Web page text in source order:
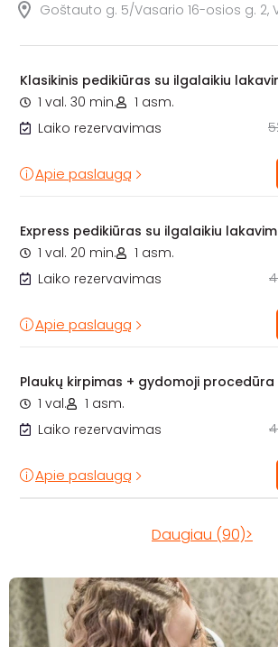
Goštauto g. 5/Vasario 16-osios g. 2,
Klasikinis pedikiūras su ilgalaikiu
1 val. 30 min.
1 asm.
Laiko rezervavimas
Apie paslaugą
Express pedikiūras su ilgalaikiu
1 val. 20 min.
1 asm.
Laiko rezervavimas
Apie paslaugą
Plaukų kirpimas + gydomoji procedūra
1 val.
1 asm.
Laiko rezervavimas
Apie paslaugą
Daugiau (90)>